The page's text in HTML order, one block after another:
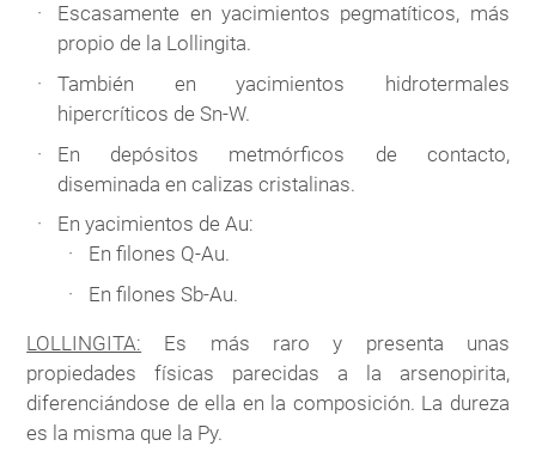
Escasamente en yacimientos pegmatíticos, más
propio de la Lollingita.
También en yacimientos hidrotermales
hipercríticos de Sn-W.
En depósitos metmórficos de contacto,
diseminada en calizas cristalinas.
En yacimientos de Au:
En filones Q-Au.
En filones Sb-Au.
LOLLINGITA: Es más raro y presenta unas
propiedades físicas parecidas a la arsenopirita,
diferenciándose de ella en la composición. La dureza
es la misma que la Py.